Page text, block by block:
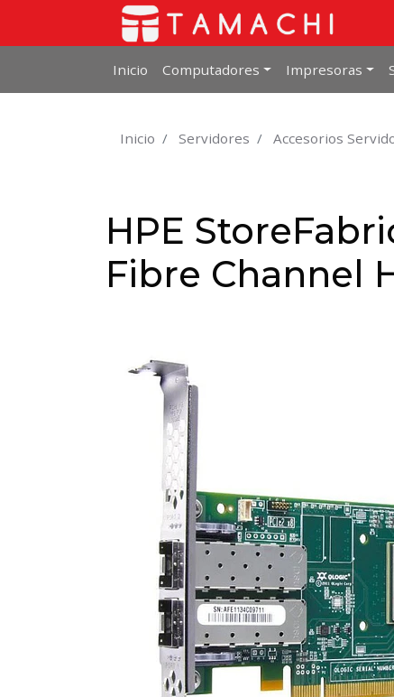
Inicio Computadores Impresoras
Inicio Servidores Accesorios
HPE
Fibre Channel